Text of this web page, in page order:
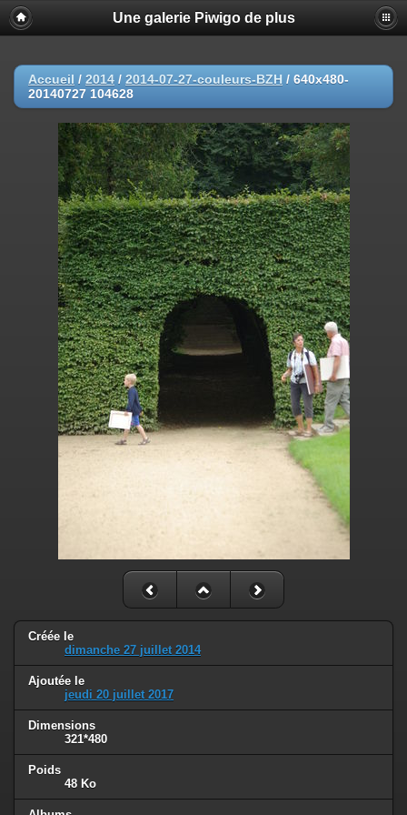
Une galerie Piwigo de plus
Accueil / 2014 / 2014-07-27-couleurs-BZH / 640x480-
20140727 104628
Créée le
dimanche 27 juillet 2014
Ajoutée le
jeudi 20 juillet 2017
Dimensions
321*480
Poids
48 Ko